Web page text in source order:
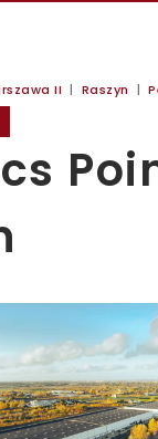
II | Raszyn |